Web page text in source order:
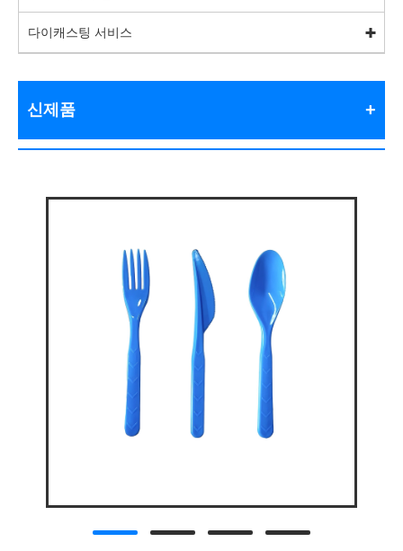
다이캐스팅 서비스
신제품